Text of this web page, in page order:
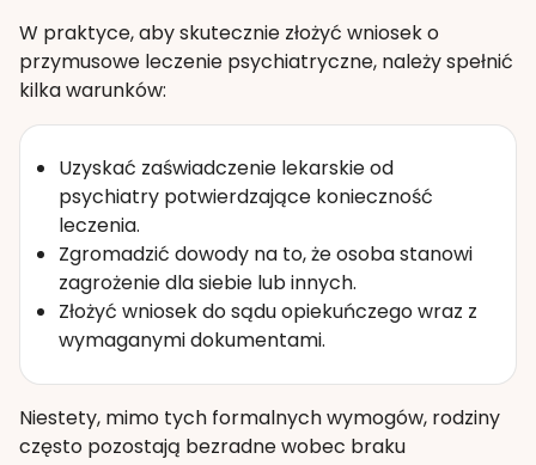
W praktyce, aby skutecznie złożyć wniosek o
przymusowe leczenie psychiatryczne, należy spełnić
kilka warunków:
Uzyskać zaświadczenie lekarskie od
psychiatry potwierdzające konieczność
leczenia.
Zgromadzić dowody na to, że osoba stanowi
zagrożenie dla siebie lub innych.
Złożyć wniosek do sądu opiekuńczego wraz z
wymaganymi dokumentami.
Niestety, mimo tych formalnych wymogów, rodziny
często pozostają bezradne wobec braku